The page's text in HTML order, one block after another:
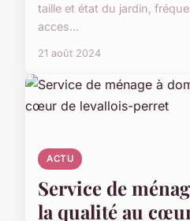
taille et état du jardin,
acces...
21 août 2024
ACTU
Service de
la qualité au